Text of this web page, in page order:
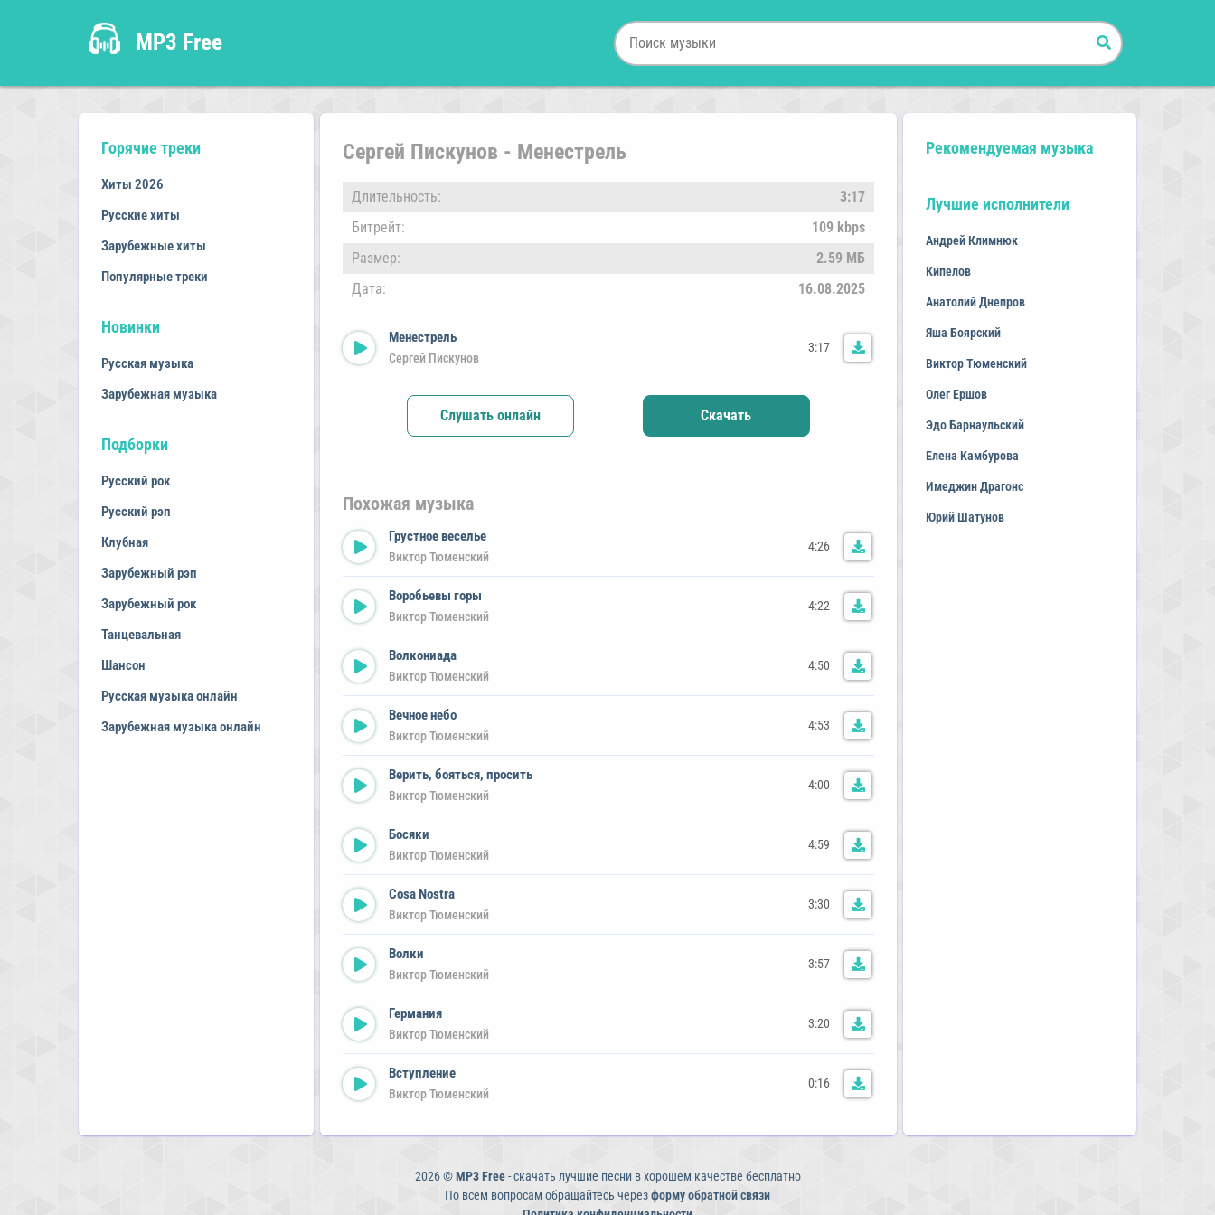
MP3 Free
Горячие треки
Хиты 2026
Русские хиты
Зарубежные хиты
Популярные треки
Новинки
Русская музыка
Зарубежная музыка
Подборки
Русский рок
Русский рэп
Клубная
Зарубежный рэп
Зарубежный рок
Танцевальная
Шансон
Русская музыка онлайн
Зарубежная музыка онлайн
Сергей Пискунов - Менестрель
Длительность:
3:17
Битрейт:
109 kbps
Размер:
2.59 МБ
Дата:
16.08.2025
Менестрель
Сергей Пискунов
3:17
Слушать онлайн Скачать
Похожая музыка
Грустное веселье
Виктор Тюменский
4:26
Воробьевы горы
Виктор Тюменский
4:22
Волкониада
Виктор Тюменский
4:50
Вечное небо
Виктор Тюменский
4:53
Верить, бояться, просить
Виктор Тюменский
4:00
Босяки
Виктор Тюменский
4:59
Cosa Nostra
Виктор Тюменский
3:30
Волки
Виктор Тюменский
3:57
Германия
Виктор Тюменский
3:20
Вступление
Виктор Тюменский
0:16
Рекомендуемая музыка
Лучшие исполнители
Андрей Климнюк
Кипелов
Анатолий Днепров
Яша Боярский
Виктор Тюменский
Олег Ершов
Эдо Барнаульский
Елена Камбурова
Имеджин Драгонс
Юрий Шатунов
2026 ©MP3 Free- скачать лучшие песни в хорошем качестве бесплатно
По всем вопросам обращайтесь черезформу обратной связи